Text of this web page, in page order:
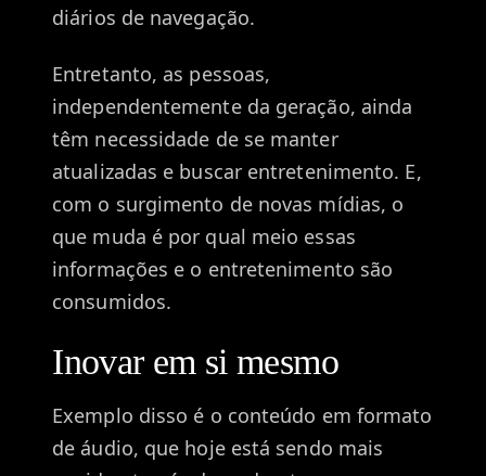
diários de navegação.
Entretanto, as pessoas,
independentemente da geração, ainda
têm necessidade de se manter
atualizadas e buscar entretenimento. E,
com o surgimento de novas mídias, o
que muda é por qual meio essas
informações e o entretenimento são
consumidos.
Inovar em si mesmo
Exemplo disso é o conteúdo em formato
de áudio, que hoje está sendo mais